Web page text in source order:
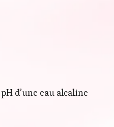
d’une eau alcaline